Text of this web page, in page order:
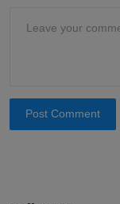
Post Comment